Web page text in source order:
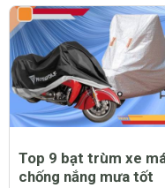
Trẻ bị sốt có tiêm
phòng sởi được không
và lưu ý dành cho cha
mẹ